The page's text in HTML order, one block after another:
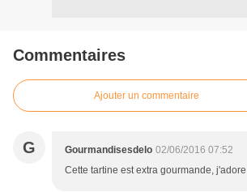
Commentaires
Ajouter un commentaire
G Gourmandisesdelo 02/06/2016 07:52
Cette tartine est extra gourmande, j'adore